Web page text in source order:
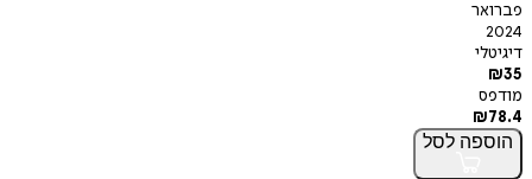
פברואר
2024
דיגיטלי
₪35
מודפס
₪78.4
הוספה לסל